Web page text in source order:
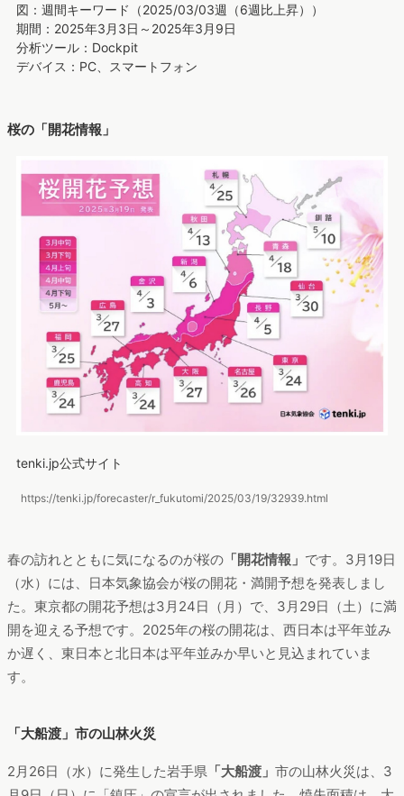
図：週間キーワード（2025/03/03週（6週比上昇））
期間：2025年3月3日～2025年3月9日
分析ツール：Dockpit
デバイス：PC、スマートフォン
桜の「開花情報」
tenki.jp公式サイト
https://tenki.jp/forecaster/r_fukutomi/2025/03/19/32939.html
春の訪れとともに気になるのが桜の 「開花情報」 です。3月19日
（水）には、日本気象協会が桜の開花・満開予想を発表しまし
た。東京都の開花予想は3月24日（月）で、3月29日（土）に満
開を迎える予想です。2025年の桜の開花は、西日本は平年並み
か遅く、東日本と北日本は平年並みか早いと見込まれていま
す。
「大船渡」市の山林火災
2月26日（水）に発生した岩手県 「大船渡」 市の山林火災は、3